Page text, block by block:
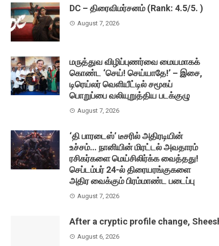
DC – திரைவிமர்சனம் (Rank: 4.5/5. )
August 7, 2026
மருத்துவ விழிப்புணர்வை மையமாகக்
கொண்ட ‘செய்! செய்யாதே!’ – இசை,
டிரெய்லர் வெளியீட்டில் சமூகப்
பொறுப்பை வலியுறுத்திய படக்குழு
August 7, 2026
‘தி பாரடைஸ்’ டீசரில் அதிரடியின்
உச்சம்… நானியின் மிரட்டல் அவதாரம்
ரசிகர்களை மெய்சிலிர்க்க வைத்தது!
செப்டம்பர் 24-ல் திரையரங்குகளை
அதிர வைக்கும் பிரம்மாண்ட படைப்பு
August 7, 2026
After a cryptic profile change,
August 6, 2026